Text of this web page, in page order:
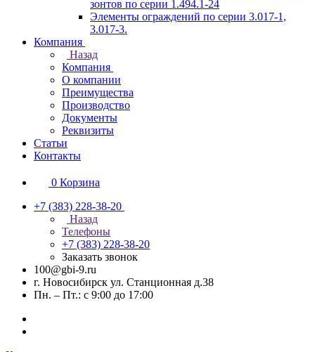
зонтов по серии 1.494.1-24
Элементы ограждений по серии 3.017-1,
3.017-3.
Компания
Назад
Компания
О компании
Преимущества
Производство
Документы
Реквизиты
Статьи
Контакты
0 Корзина
+7 (383) 228-38-20
Назад
Телефоны
+7 (383) 228-38-20
Заказать звонок
100@gbi-9.ru
г. Новосибирск ул. Станционная д.38
Пн. – Пт.: с 9:00 до 17:00